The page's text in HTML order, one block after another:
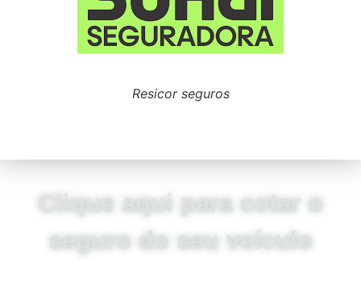
Resicor seguros
Clique aqui para cotar o
seguro do seu veículo